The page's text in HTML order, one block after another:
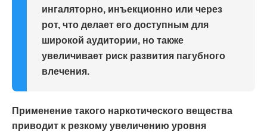
ингаляторно, инъекционно или через
рот, что делает его доступным для
широкой аудитории, но также
увеличивает риск развития пагубного
влечения.
Применение такого наркотического вещества
приводит к резкому увеличению уровня